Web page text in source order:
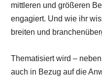
mittleren und größeren
engagiert. Und wie ihr
breiten und
Thematisiert wird –
auch in Bezug auf die